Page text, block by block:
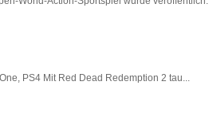
PS4 Mit Red Dead Redemption 2 tau...